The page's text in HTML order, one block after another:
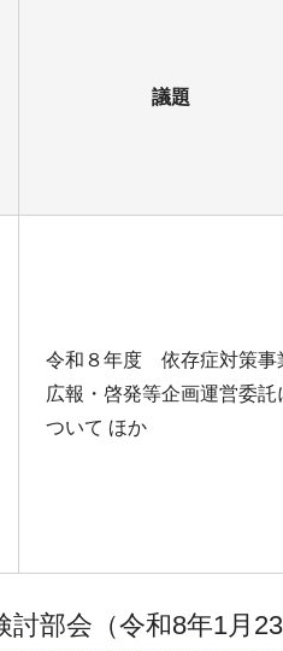
議題
令和８年度 依存症対策事
広報・啓発等企画運営委託
ついて ほか
部会（令和8年1月